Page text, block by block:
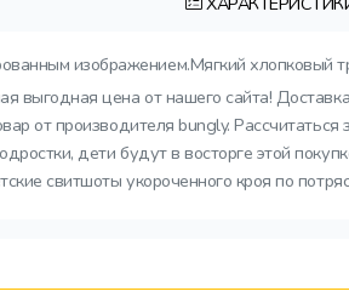
изображением.Мягкий хлопковый
выгодная цена от нашего сайта!
от производителя bungly.
дети будут в восторге этой
свитшоты укороченного кроя по